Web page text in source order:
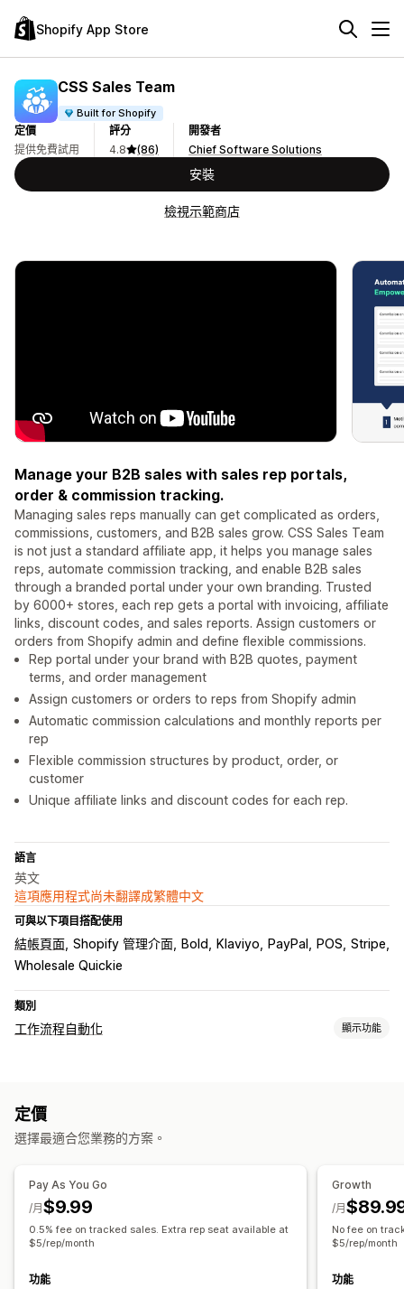
Shopify App Store
CSS Sales Team
Built for Shopify
定價
提供免費試用
評分
4.8
(86)
開發者
Chief Software Solutions
安裝
檢視示範商店
Manage your B2B sales with sales rep portals,
order & commission tracking.
Managing sales reps manually can get complicated as orders,
commissions, customers, and B2B sales grow. CSS Sales Team
is not just a standard affiliate app, it helps you manage sales
reps, automate commission tracking, and enable B2B sales
through a branded portal under your own branding. Trusted
by 6000+ stores, each rep gets a portal with invoicing, affiliate
links, discount codes, and sales reports. Assign customers or
orders from Shopify admin and define flexible commissions.
Rep portal under your brand with B2B quotes, payment
terms, and order management
Assign customers or orders to reps from Shopify admin
Automatic commission calculations and monthly reports per
rep
Flexible commission structures by product, order, or
customer
Unique affiliate links and discount codes for each rep.
語言
英文
這項應用程式尚未翻譯成繁體中文
可與以下項目搭配使用
結帳頁面 Shopify 管理介面 Bold Klaviyo PayPal POS Stripe
Wholesale Quickie
類別
工作流程自動化 顯示功能
退貨流程
定價
選擇最適合您業務的方案。
Pay As You Go
$9.99
/月
0.5% fee on tracked sales. Extra rep seat available at
$5/rep/month
功能
Growth
/月
No fee on
$5/rep/month
功能